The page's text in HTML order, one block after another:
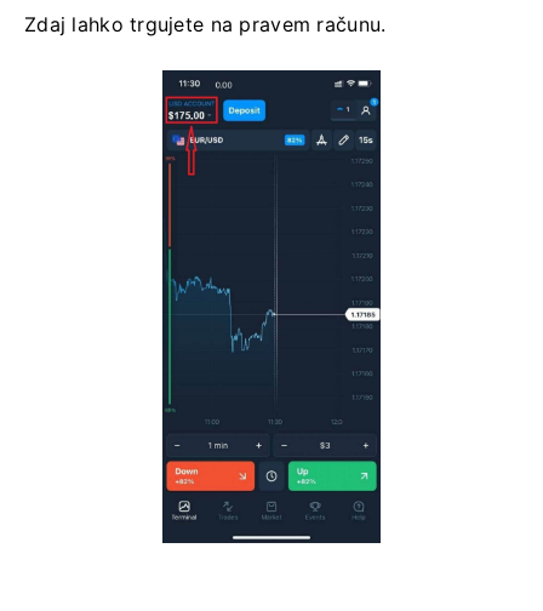
Zdaj lahko trgujete na pravem računu.